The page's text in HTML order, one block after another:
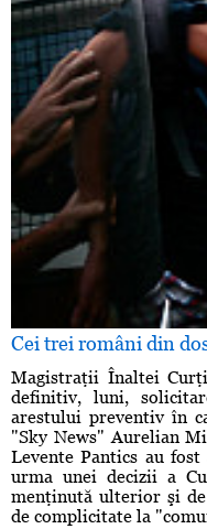
Cei trei români din
Magistraţii Înaltei
definitiv, luni,
arestului preventiv în
"Sky News" Aurelian
Levente Pantics au
urma unei decizii a
menţinută ulterior şi
de complicitate la